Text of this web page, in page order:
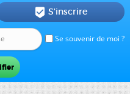
Se souvenir de moi ?
 S'inscrire